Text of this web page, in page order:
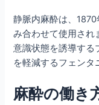
静脈内麻酔は、
み合わせて使用され
意識状態を誘導する
を軽減するフェンタ
麻酔の働き